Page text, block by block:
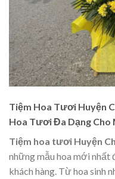
Tiệm Hoa Tươi Huyện
Hoa Tươi Đa Dạng Cho
Tiệm hoa tươi Huyện
những mẫu hoa mới nhất
khách hàng. Từ hoa sinh